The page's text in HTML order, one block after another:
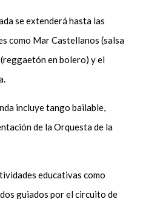
se extenderá hasta las
como Mar Castellanos (salsa
en bolero) y el
incluye tango bailable,
de la Orquesta de la
educativas como
guiados por el circuito de